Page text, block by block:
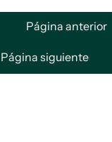
Página anterior
Página siguiente